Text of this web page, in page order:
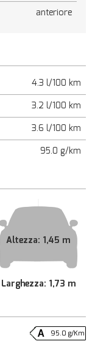
anteriore
4.3 l/100 km
3.2 l/100 km
3.6 l/100 km
95.0 g/km
Altezza: 1,45 m
Larghezza: 1,73 m
95.0 g/Km